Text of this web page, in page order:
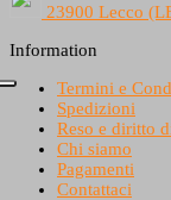
23900 Lecco
Information
Termini e
Spedizioni
Reso e diritto
Chi siamo
Pagamenti
Contattaci